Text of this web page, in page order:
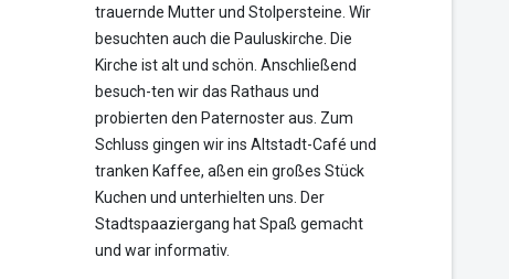
trauernde Mutter und Stolpersteine. Wir
besuchten auch die Pauluskirche. Die
Kirche ist alt und schön. Anschließend
besuch-ten wir das Rathaus und
probierten den Paternoster aus. Zum
Schluss gingen wir ins Altstadt-Café und
tranken Kaffee, aßen ein großes Stück
Kuchen und unterhielten uns. Der
Stadtspaaziergang hat Spaß gemacht
und war informativ.